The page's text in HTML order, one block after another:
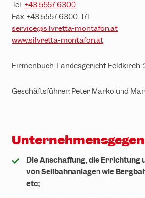
Erlebniswelten
Trailrunning
Ski & Snowboard
Partnerhotels
Gruppenevents &
Karriere
Tel.: +43 5557 6300
Fax: +43 5557 6300-171
service@silvretta-montafon.at
www.silvretta-montafon.at
Firmenbuch: Landesgericht Feldkirch,
Geschäftsführer: Peter Marko und
Die Anschaffung, die Errichtung
von Seilbahnanlagen wie
etc;